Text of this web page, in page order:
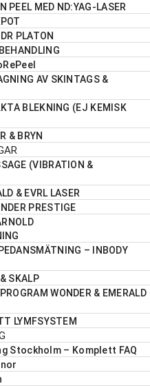
PEEL MED ND:YAG-LASER
PLATON
AV SKINTAGS &
BLEKNING (EJ KEMISK
& BRYN
(VIBRATION &
& EVRL LASER
PRESTIGE
– INBODY
SKALP
WONDER & EMERALD
LYMFSYSTEM
Stockholm – Komplett FAQ